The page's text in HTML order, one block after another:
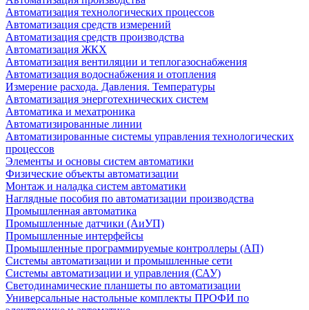
Автоматизация технологических процессов
Автоматизация средств измерений
Автоматизация средств производства
Автоматизация ЖКХ
Автоматизация вентиляции и теплогазоснабжения
Автоматизация водоснабжения и отопления
Измерение расхода. Давления. Температуры
Автоматизация энерготехнических систем
Автоматика и мехатроника
Автоматизированные линии
Автоматизированные системы управления технологических
процессов
Элементы и основы систем автоматики
Физические объекты автоматизации
Монтаж и наладка систем автоматики
Наглядные пособия по автоматизации производства
Промышленная автоматика
Промышленные датчики (АиУП)
Промышленные интерфейсы
Промышленные программируемые контроллеры (АП)
Системы автоматизации и промышленные сети
Системы автоматизации и управления (САУ)
Светодинамические планшеты по автоматизации
Универсальные настольные комплекты ПРОФИ по